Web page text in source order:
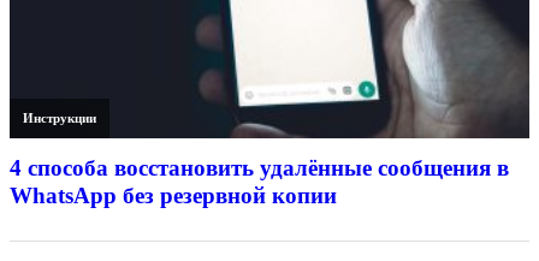
Инструкции
4 способа восстановить удалённые сообщения в
WhatsApp без резервной копии